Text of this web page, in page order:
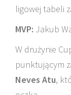
ligowej tabeli
MVP: Jakub
W drużynie
punktującym
Neves Atu,